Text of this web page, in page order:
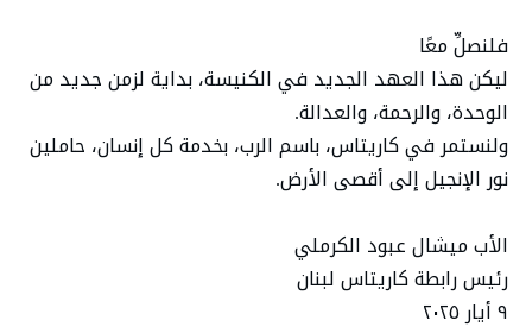
فلنصلِّ معًا
ليكن هذا العهد الجديد في الكنيسة، بداية لزمن جديد من
الوحدة، والرحمة، والعدالة.
ولنستمر في كاريتاس، باسم الرب، بخدمة كل إنسان، حاملين
نور الإنجيل إلى أقصى الأرض.
الأب ميشال عبود الكرملي
رئيس رابطة كاريتاس لبنان
٩ أيار ٢٠٢٥